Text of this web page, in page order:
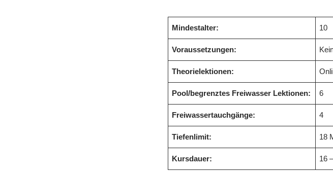
Mindestalter: 10
Voraussetzungen:
Theorielektionen:
Pool/begrenztes Freiwasser Lektionen: 6
Freiwassertauchgänge: 4
Tiefenlimit: 18
Kursdauer: 16